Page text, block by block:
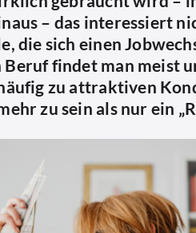
– das interessiert
die sich einen
findet man meist
zu attraktiven
zu sein als nur ein